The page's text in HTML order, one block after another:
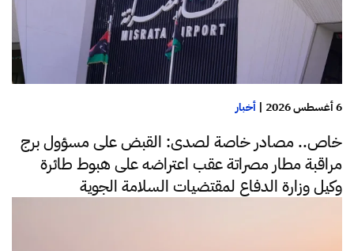
6 أغسطس 2026 | أخبار
خاص.. مصادر خاصة لصدى: القبض على مسؤول برج
مراقبة مطار مصراتة عقب اعتراضه على هبوط طائرة
وكيل وزارة الدفاع لمقتضيات السلامة الجوية